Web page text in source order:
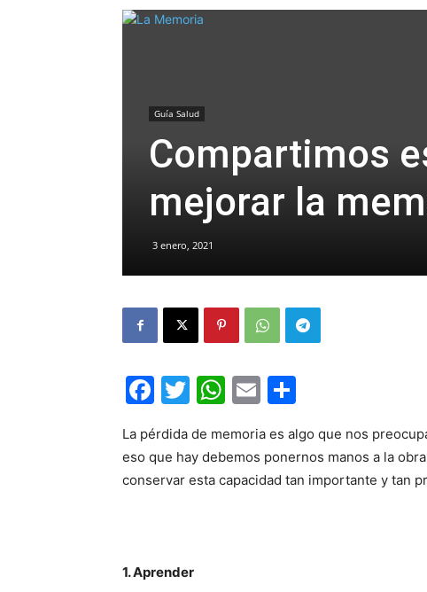
Guía Salud
Compartimos
mejorar la
3 enero, 2021
Facebook
Twitter
WhatsApp
Email
La pérdida de memoria es algo que nos
eso que hay debemos ponernos manos a la
conservar esta capacidad tan importante y tan
1. Aprender